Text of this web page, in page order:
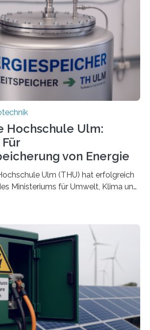
Hochschule Ulm:
von Energie
Ulm (THU) hat erfolgreich
Ministeriums für Umwelt, Klima und
„LAGER – Langzeitspeicherung in
Ziel des Projekts ist die
und Demonstration von
Energiespeicherung in
vernetzten Energiesystemen. Das
15. Oktober 2025, hat eine Laufzeit
ein Gesamtvolumen von rund 2,9
2,6 Millionen Euro durch das
Klima und…